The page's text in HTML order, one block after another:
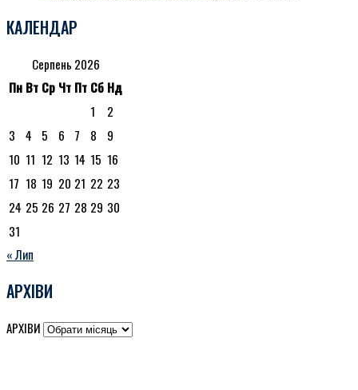
КАЛЕНДАР
Серпень 2026
Пн Вт Ср Чт Пт Сб Нд
1
2
3
4 5 6 7 8
9
10 11 12 13 14 15 16
17 18 19 20 21 22 23
24 25 26 27 28 29 30
31
« Лип
АРХІВИ
АРХІВИ